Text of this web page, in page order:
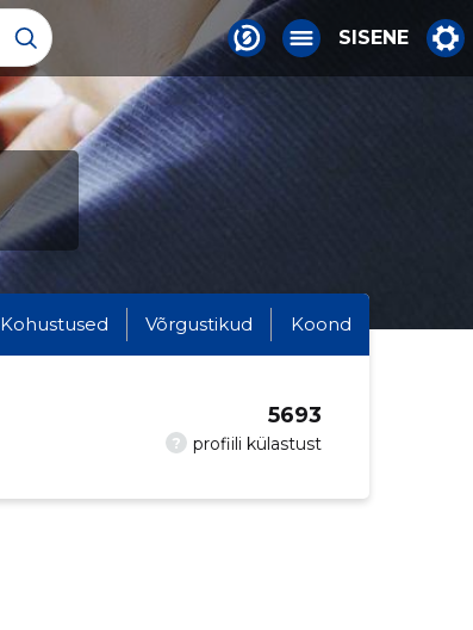
SISENE
Kohustused Võrgustikud Koond
? profiili külastust
5693